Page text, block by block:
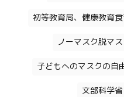
初等教育局、健康教育
ノーマスク脱マ
子どもへのマスクの自
文部科学省